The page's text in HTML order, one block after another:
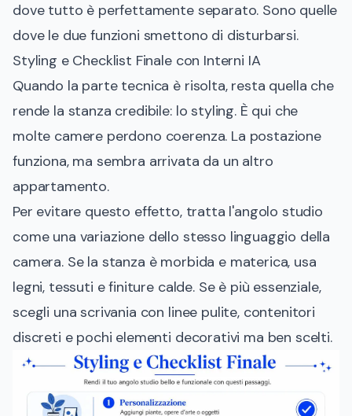
dove tutto è perfettamente separato. Sono quelle
dove le due funzioni smettono di disturbarsi.
Styling e Checklist Finale con Interni IA
Quando la parte tecnica è risolta, resta quella che
rende la stanza credibile: lo styling. È qui che
molte camere perdono coerenza. La postazione
funziona, ma sembra arrivata da un altro
appartamento.
Per evitare questo effetto, tratta l'angolo studio
come una variazione dello stesso linguaggio della
camera. Se la stanza è morbida e materica, usa
legni, tessuti e finiture calde. Se è più essenziale,
scegli una scrivania con linee pulite, contenitori
discreti e pochi elementi decorativi ma ben scelti.